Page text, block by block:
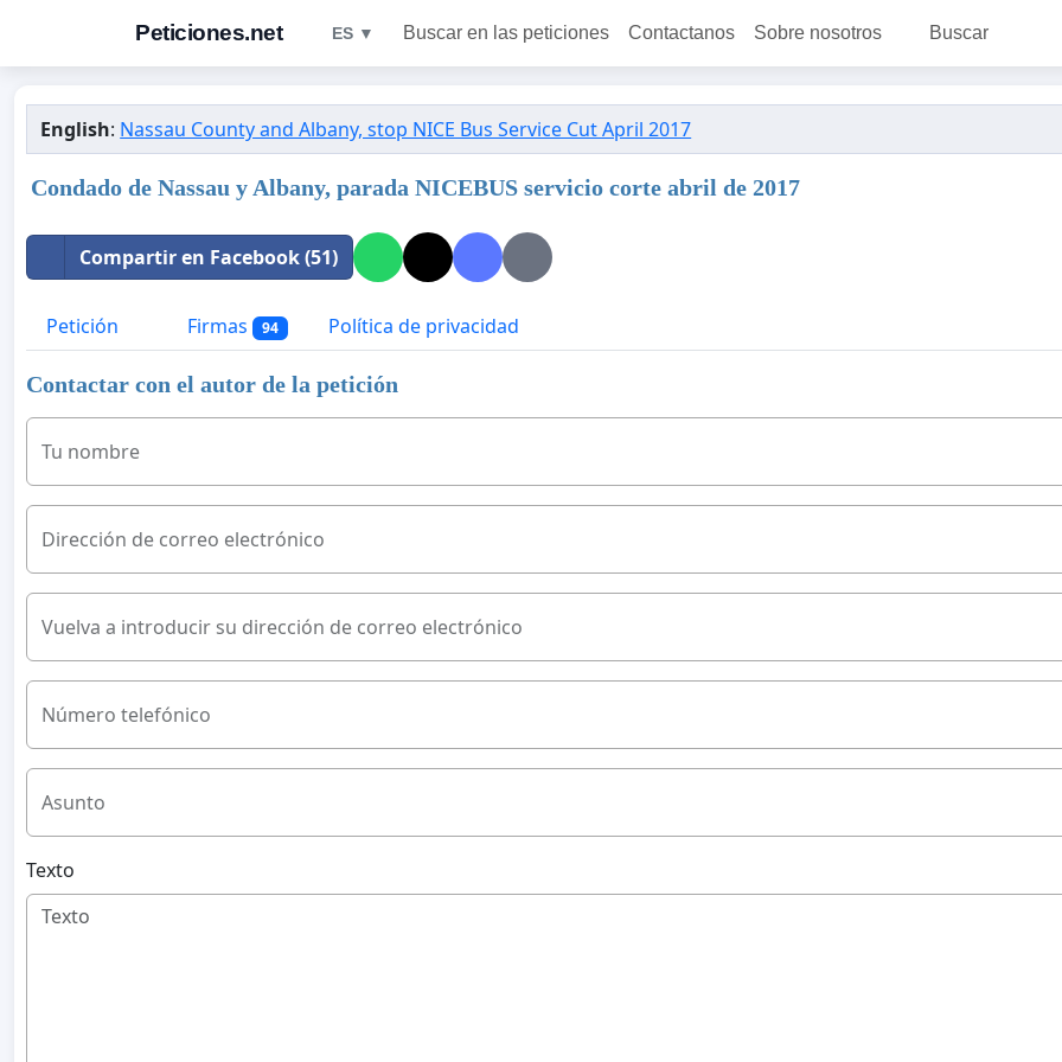
Peticiones.net ES ▼ Buscar en las peticiones Contactanos Sobre nosotros Buscar
English: Nassau County and Albany, stop NICE Bus Service Cut April 2017
Condado de Nassau y Albany, parada NICEBUS servicio corte abril de 2017
Compartir en Facebook (51)
Petición Firmas 94 Política de privacidad
Contactar con el autor de la petición
Tu nombre
Dirección de correo electrónico
Vuelva a introducir su dirección de correo electrónico
Número telefónico
Asunto
Texto